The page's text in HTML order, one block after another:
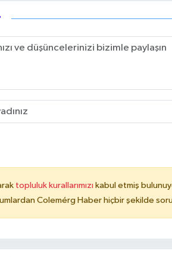
topluluk kurallarımızı kabul etmiş
Colemérg Haber hiçbir şekilde